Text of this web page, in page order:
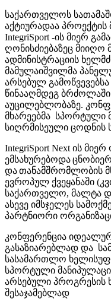
საქართველოს
აქტიურადაა
IntegriSport -ის მიერ
ღონისძიებაზეც მიიღო
ადმინისტრაციის
მამულაიშვილმა
არსებულ
წინააღმდეგ ბრძოლაში
აუცილებლობაზე.
მხარეებმა სპორტული
სიღრმისეული ცოდნის
IntegriSport Next ის
ემსახურებოდა
და თანამშრომლობის
ევროპულ ქვეყანაში
საქართველო, მალტა
ასევე იმსჯელეს
პარტნიორი
კონფერენცია
გასაზიარებლად და
სასამართლო
სპორტული
არსებული პროგრესის
შესაჯამებლად